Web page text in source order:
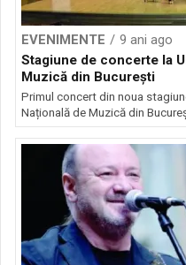
EVENIMENTE
9 ani ago
Stagiune de concerte la
Muzică din București
Primul concert din noua
Națională de Muzică din